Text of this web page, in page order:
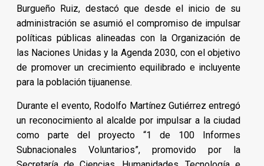
Burgueño Ruiz, destacó que desde el inicio de su
administración se asumió el compromiso de impulsar
políticas públicas alineadas con la Organización de
las Naciones Unidas y la Agenda 2030, con el objetivo
de promover un crecimiento equilibrado e incluyente
para la población tijuanense.
Durante el evento, Rodolfo Martínez Gutiérrez entregó
un reconocimiento al alcalde por impulsar a la ciudad
como parte del proyecto “1 de 100 Informes
Subnacionales Voluntarios”, promovido por la